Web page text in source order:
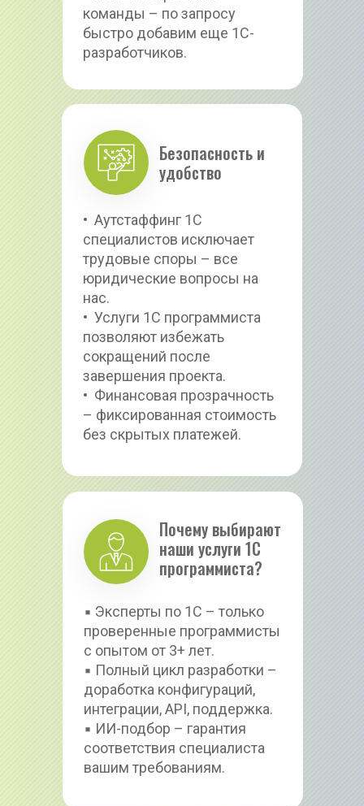
Почему выбирают
наши услуги 1С
программиста?
Безопасность и
удобство
команды – по запросу
быстро добавим еще 1С-
разработчиков.
•  Аутстаффинг 1С
специалистов исключает
трудовые споры – все
юридические вопросы на
нас.
•  Услуги 1С программиста
позволяют избежать
сокращений после
завершения проекта.
•  Финансовая прозрачность
– фиксированная стоимость
без скрытых платежей.
▪ Эксперты по 1С – только
проверенные программисты
с опытом от 3+ лет.
▪ Полный цикл разработки –
доработка конфигураций,
интеграции, API, поддержка.
▪ ИИ-подбор – гарантия
соответствия специалиста
вашим требованиям.